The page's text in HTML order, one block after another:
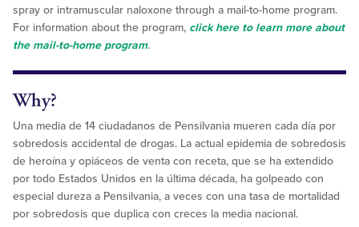
spray or intramuscular naloxone through a mail-to-home program.
For information about the program, click here to learn more about
the mail-to-home program.
Why?
Una media de 14 ciudadanos de Pensilvania mueren cada día por
sobredosis accidental de drogas. La actual epidemia de sobredosis
de heroína y opiáceos de venta con receta, que se ha extendido
por todo Estados Unidos en la última década, ha golpeado con
especial dureza a Pensilvania, a veces con una tasa de mortalidad
por sobredosis que duplica con creces la media nacional.